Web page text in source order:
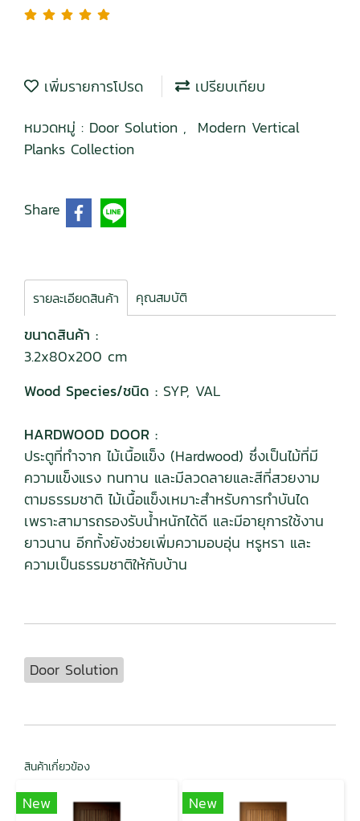
เพิ่มรายการโปรด
เปรียบเทียบ
หมวดหมู่ : Door Solution , Modern Vertical
Planks Collection
Share
รายละเอียดสินค้า คุณสมบัติ
ขนาดสินค้า :
3.2x80x200 cm
Wood Species/ชนิด : SYP, VAL
HARDWOOD DOOR :
ประตูที่ทำจาก ไม้เนื้อแข็ง (Hardwood) ซึ่งเป็นไม้ที่มี
ความแข็งแรง ทนทาน และมีลวดลายและสีที่สวยงาม
ตามธรรมชาติ ไม้เนื้อแข็งเหมาะสำหรับการทำบันได
เพราะสามารถรองรับน้ำหนักได้ดี และมีอายุการใช้งาน
ยาวนาน อีกทั้งยังช่วยเพิ่มความอบอุ่น หรูหรา และ
ความเป็นธรรมชาติให้กับบ้าน
Door Solution
สินค้าเกี่ยวข้อง
New New